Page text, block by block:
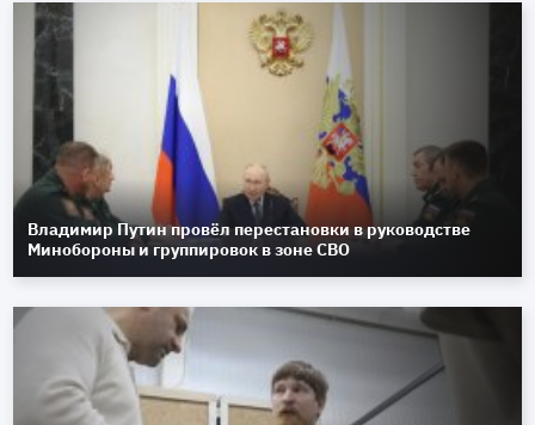
Владимир Путин провёл перестановки в руководстве
Минобороны и группировок в зоне СВО